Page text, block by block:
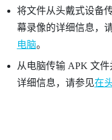
将文件从头戴式设备
幕录像的详细信息，
电脑。
从电脑传输 APK 文
详细信息，请参见在